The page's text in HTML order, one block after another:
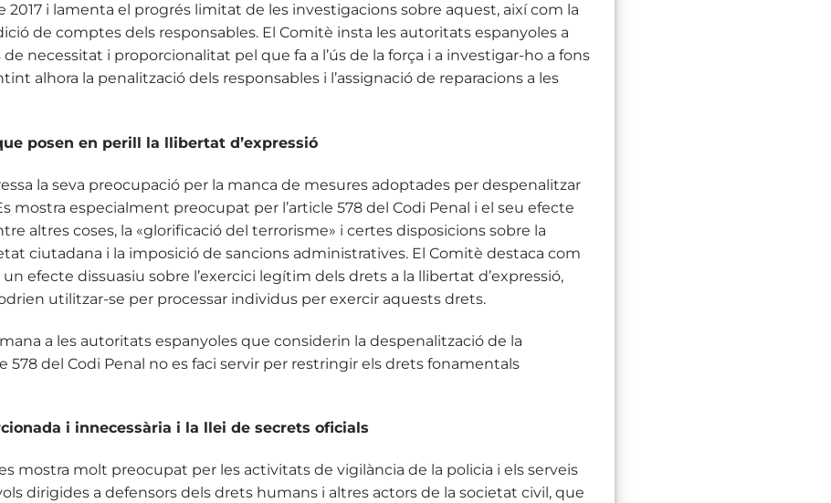
2017 i lamenta el progrés limitat de les investigacions sobre aquest, així com la
de comptes dels responsables. El Comitè insta les autoritats espanyoles a
necessitat i proporcionalitat pel que fa a l’ús de la força i a investigar-ho a fons
alhora la penalització dels responsables i l’assignació de reparacions a les
posen en perill la llibertat d’expressió
la seva preocupació per la manca de mesures adoptades per despenalitzar
mostra especialment preocupat per l’article 578 del Codi Penal i el seu efecte
altres coses, la «glorificació del terrorisme» i certes disposicions sobre la
ciutadana i la imposició de sancions administratives. El Comitè destaca com
efecte dissuasiu sobre l’exercici legítim dels drets a la llibertat d’expressió,
utilitzar-se per processar individus per exercir aquests drets.
a les autoritats espanyoles que considerin la despenalització de la
578 del Codi Penal no es faci servir per restringir els drets fonamentals
i innecessària i la llei de secrets oficials
mostra molt preocupat per les activitats de vigilància de la policia i els serveis
dirigides a defensors dels drets humans i altres actors de la societat civil, que